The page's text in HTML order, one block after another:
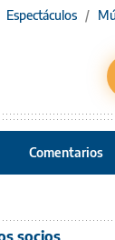
Espectáculos /
Comentarios